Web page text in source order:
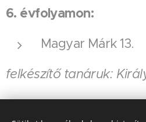
6. évfolyamon:
Magyar Márk 13.
felkészítő tanáruk: